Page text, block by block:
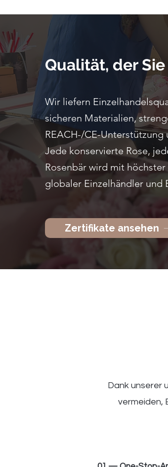
Qualität, der
Wir liefern
sicheren Materialien,
REACH-/CE-
Jede konservierte Rose,
Rosenbär wird mit
globaler Einzelhändler und
Zertifikate ansehen
Dank unserer
vermeiden,